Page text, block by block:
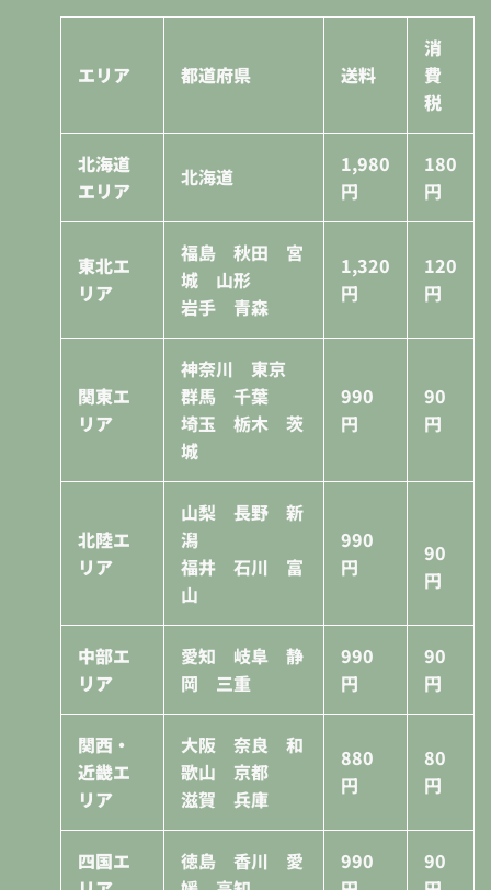
エリア 都道府県 送料
消
費
税
北海道
エリア
北海道
1,980
円
180
円
東北エ
リア
福島 秋田 宮
城 山形
岩手 青森
1,320
円
120
円
関東エ
リア
神奈川 東京
群馬 千葉
埼玉 栃木 茨
城
990
円
90
円
北陸エ
リア
山梨 長野 新
潟
福井 石川 富
山
990
円
90
円
中部エ
リア
愛知 岐阜 静
岡 三重
990
円
90
円
関西・
近畿エ
リア
大阪 奈良 和
歌山 京都
滋賀 兵庫
880
円
80
円
四国エ
徳島 香川 愛
990
90